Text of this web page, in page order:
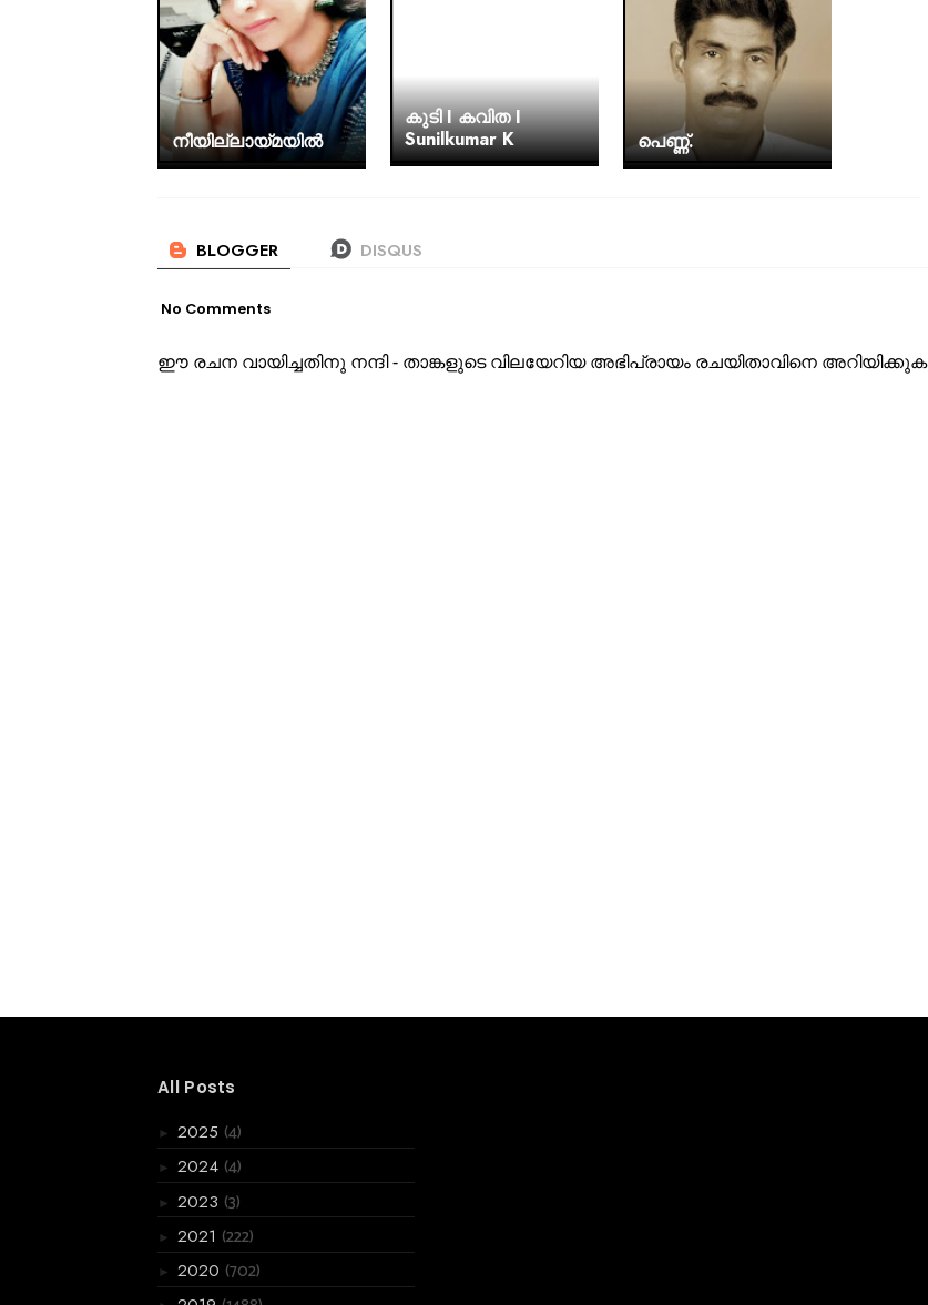
നീയില്ലായ്മയിൽ
കുടി I കവിത I
Sunilkumar K
പെണ്ണ്.
No Comments
ഈ രചന വായിച്ചതിനു നന്ദി - താങ്കളുടെ വിലയേറിയ അഭിപ്രായം രചയിതാവിനെ അറിയിക്കുക
All Posts
► 2025 (4)
► 2024 (4)
► 2023 (3)
► 2021 (222)
► 2020 (702)